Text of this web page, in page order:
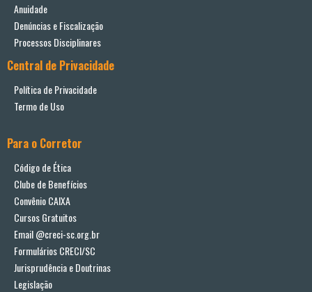
Anuidade
Denúncias e Fiscalização
Processos Disciplinares
Central de Privacidade
Política de Privacidade
Termo de Uso
Para o Corretor
Código de Ética
Clube de Benefícios
Convênio CAIXA
Cursos Gratuitos
Email @creci-sc.org.br
Formulários CRECI/SC
Jurisprudência e Doutrinas
Legislação